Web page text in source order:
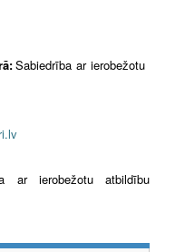
Sabiedrība ar ierobežotu
ar ierobežotu atbildību